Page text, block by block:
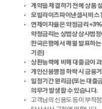
계약을 체결하기 전에 상품
모빌라이즈파이낸셜서비
연체이자율은 약정금리
약정금리는 상법상 상사법
한국은행에서 매월 발표하
기준)
상환능력에 비해 대출금이
개인신용평점 하락 시 금융
일정기간 원리금(또는 대출
의무가 발생할 수 있습니다.
고객님의 신용도 등이 부적